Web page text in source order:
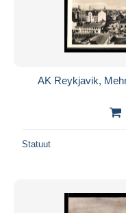
AK Reykjavik,
Statuut